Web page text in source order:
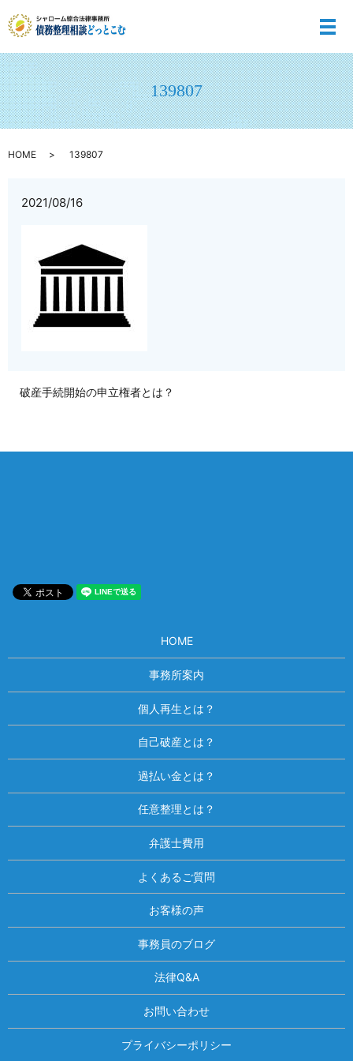
メ
139807
HOME 139807
2021/08/16
破産手続開始の申立権者とは？
HOME
事務所案内
個人再生とは？
自己破産とは？
過払い金とは？
任意整理とは？
弁護士費用
よくあるご質問
お客様の声
事務員のブログ
法律Q&A
お問い合わせ
プライバシーポリシー